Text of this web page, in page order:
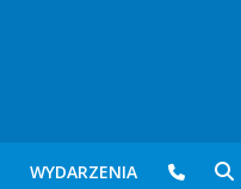
WYDARZENIA